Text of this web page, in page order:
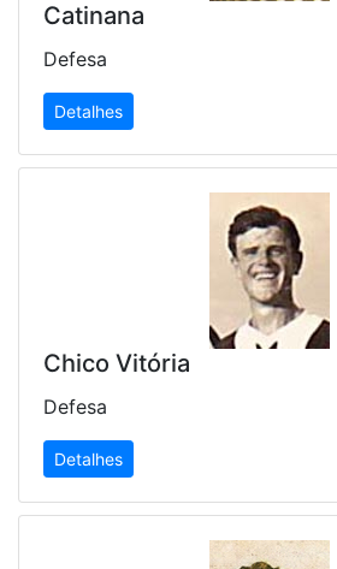
Catinana
Defesa
Detalhes
Chico Vitória
Defesa
Detalhes